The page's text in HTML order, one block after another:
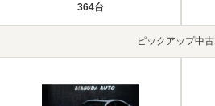
364台
ピックアップ中